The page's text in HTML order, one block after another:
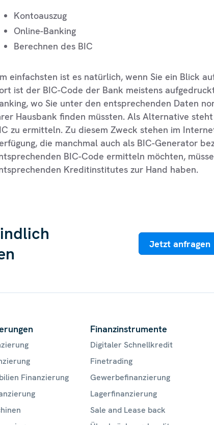
Kontoauszug
Online-Banking
Berechnen des BIC
einfachsten ist es natürlich, wenn Sie ein Blick
ist der BIC-Code der Bank meistens
wo Sie unter den entsprechenden Daten
Hausbank finden müssten. Als Alternative
zu ermitteln. Zu diesem Zweck stehen im
die manchmal auch als BIC-Generator
BIC-Code ermitteln möchten,
Kreditinstitutes zur Hand haben.
Jetzt anfragen
Finanzierung
Finanzinstrumente
Digitaler Schnellkredit
Finetrading
Gewerbefinanzierung
Lagerfinanzierung
Sale and Lease back